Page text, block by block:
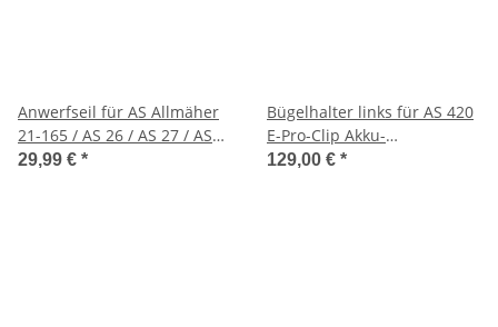
Anwerfseil für AS Allmäher
21-165 / AS 26 / AS 27 / AS
45 / AS 53/21 AH8/28-3 usw.
29,99 € *
Bügelhalter links für AS 420
E-Pro-Clip Akku-
Mulchmäher
129,00 € *